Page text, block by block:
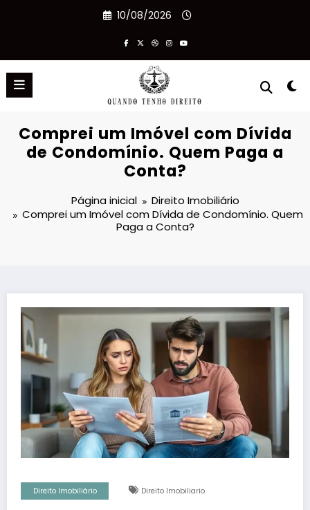
10/08/2026
Comprei um Imóvel com Dívida
de Condomínio. Quem Paga a
Conta?
Página inicial
Direito Imobiliário
Comprei um Imóvel com Dívida de Condomínio. Quem
Paga a Conta?
Direito Imobiliário Direito Imobiliario